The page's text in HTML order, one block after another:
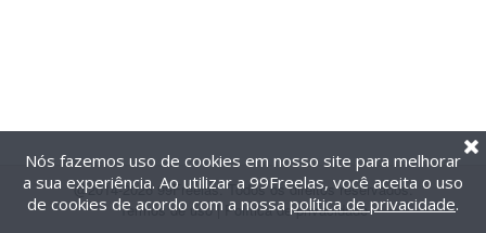
@2014-2026 99Freelas. Todos os direitos reservados.
Termos de uso| Política de privacidade
Nós fazemos uso de cookies em nosso site para melhorar
a sua experiência. Ao utilizar a 99Freelas, você aceita o uso
de cookies de acordo com a nossa política de privacidade.